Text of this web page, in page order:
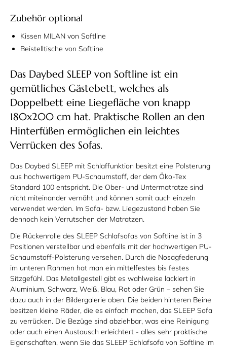
Zubehör optional
Kissen MILAN von Softline
Beistelltische von Softline
Das Daybed SLEEP von Softline ist ein
gemütliches Gästebett, welches als
Doppelbett eine Liegefläche von knapp
180x200 cm hat. Praktische Rollen an den
Hinterfüßen ermöglichen ein leichtes
Verrücken des Sofas.
Das Daybed SLEEP mit Schlaffunktion besitzt eine Polsterung
aus hochwertigem PU-Schaumstoff, der dem Öko-Tex
Standard 100 entspricht. Die Ober- und Untermatratze sind
nicht miteinander vernäht und können somit auch einzeln
verwendet werden. Im Sofa- bzw. Liegezustand haben Sie
dennoch kein Verrutschen der Matratzen.
Die Rückenrolle des SLEEP Schlafsofas von Softline ist in 3
Positionen verstellbar und ebenfalls mit der hochwertigen PU-
Schaumstoff-Polsterung versehen. Durch die Nosagfederung
im unteren Rahmen hat man ein mittelfestes bis festes
Sitzgefühl. Das Metallgestell gibt es wahlweise lackiert in
Aluminium, Schwarz, Weiß, Blau, Rot oder Grün – sehen Sie
dazu auch in der Bildergalerie oben. Die beiden hinteren Beine
besitzen kleine Räder, die es einfach machen, das SLEEP Sofa
zu verrücken. Die Bezüge sind abziehbar, was eine Reinigung
oder auch einen Austausch erleichtert - alles sehr praktische
Eigenschaften, wenn Sie das SLEEP Schlafsofa von Softline im